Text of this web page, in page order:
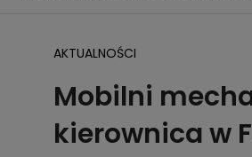
AKTUALNOŚCI
Mobilni
kierownica w